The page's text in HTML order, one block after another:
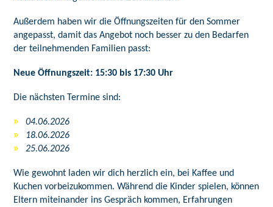
Außerdem haben wir die Öffnungszeiten für den Sommer
angepasst, damit das Angebot noch besser zu den Bedarfen
der teilnehmenden Familien passt:
Neue Öffnungszeit: 15:30 bis 17:30 Uhr
Die nächsten Termine sind:
04.06.2026
18.06.2026
25.06.2026
Wie gewohnt laden wir dich herzlich ein, bei Kaffee und
Kuchen vorbeizukommen. Während die Kinder spielen, können
Eltern miteinander ins Gespräch kommen, Erfahrungen